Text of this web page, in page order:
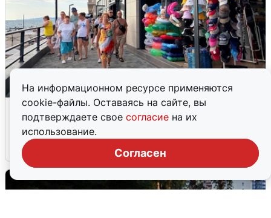
На информационном ресурсе применяются
cookie-файлы. Оставаясь на сайте, вы
подтверждаете свое согласие на их
использование.
Согласен
В Сочи объявили угрозу атаки БПЛА и
закрыли пляжи
6 августа